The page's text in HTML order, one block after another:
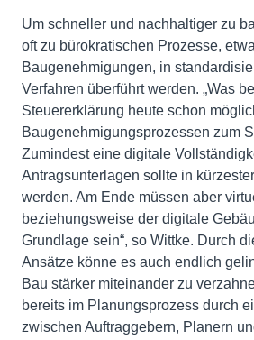
Um schneller und nachhaltiger zu
oft zu bürokratischen Prozesse,
Baugenehmigungen, in
Verfahren überführt werden. „Was
Steuererklärung heute schon
Baugenehmigungsprozessen zum
Zumindest eine digitale
Antragsunterlagen sollte in
werden. Am Ende müssen aber
beziehungsweise der digitale
Grundlage sein“, so Wittke. Durch
Ansätze könne es auch endlich
Bau stärker miteinander zu
bereits im Planungsprozess durch
zwischen Auftraggebern, Planern